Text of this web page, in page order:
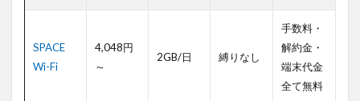
月額料
SPACE
Wi-Fi
4,048円
～
2GB/日 縛りなし
手数料・
解約金・
端末代金
全て無料